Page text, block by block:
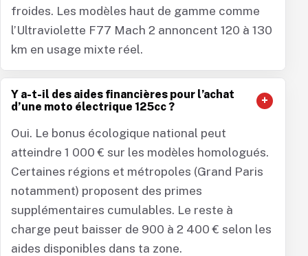
froides. Les modèles haut de gamme comme
l’Ultraviolette F77 Mach 2 annoncent 120 à 130
km en usage mixte réel.
Y a-t-il des aides financières pour l’achat
d’une moto électrique 125cc ?
Oui. Le bonus écologique national peut
atteindre 1 000 € sur les modèles homologués.
Certaines régions et métropoles (Grand Paris
notamment) proposent des primes
supplémentaires cumulables. Le reste à
charge peut baisser de 900 à 2 400 € selon les
aides disponibles dans ta zone.